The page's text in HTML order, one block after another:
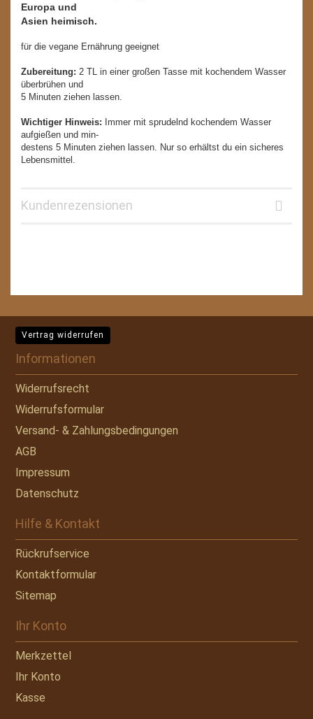
Europa und
Asien heimisch.
für die vegane Ernährung geeignet
Zubereitung: 2 TL in einer großen Tasse mit kochendem Wasser
überbrühen und
5 Minuten ziehen lassen.
Wichtiger Hinweis: Immer mit sprudelnd kochendem Wasser
aufgießen und min-
destens 5 Minuten ziehen lassen. Nur so erhältst du ein sicheres
Lebensmittel.
Kundenrezensionen
Vertrag widerrufen
Informationen
Widerrufsrecht
Widerrufsformular
Versand- & Zahlungsbedingungen
AGB
Impressum
Datenschutz
Hilfe & Kontakt
Rückrufservice
Kontaktformular
Sitemap
Ihr Konto
Merkzettel
Ihr Konto
Kasse